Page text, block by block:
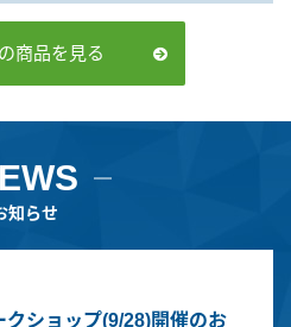
商品を見る
知らせ
ショップ(9/28)開催のお